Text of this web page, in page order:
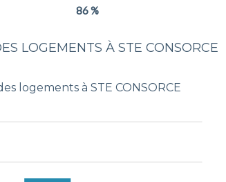
86 %
LOGEMENTS À STE CONSORCE
logements à STE CONSORCE